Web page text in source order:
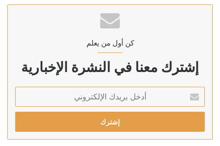
كن أول من يعلم
إشترك معنا في النشرة الإخبارية
بريدك
الإلكتروني